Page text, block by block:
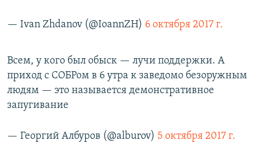
— Ivan Zhdanov (@IoannZH) 6 октября 2017 г.
Всем, у кого был обыск — лучи поддержки. А
приход с СОБРом в 6 утра к заведомо безоружным
людям — это называется демонстративное
запугивание
— Георгий Албуров (@alburov) 5 октября 2017 г.